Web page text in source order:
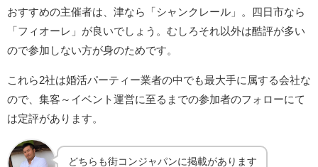
おすすめの主催者は、津なら「シャンクレール」。四日市なら
「フィオーレ」が良いでしょう。むしろそれ以外は酷評が多い
ので参加しない方が身のためです。
これら2社は婚活パーティー業者の中でも最大手に属する会社な
ので、集客～イベント運営に至るまでの参加者のフォローにて
は定評があります。
どちらも街コンジャパンに掲載があります